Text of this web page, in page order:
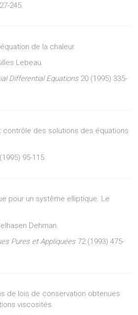
245.
de la chaleur.
Lebeau.
Differential Equations 20 (1995) 335-
contrôle des solutions des équations
95-115.
pour un système elliptique. Le
Dehman.
Pures et Appliquées 72 (1993) 475-
de lois de conservation obtenues
viscosités.